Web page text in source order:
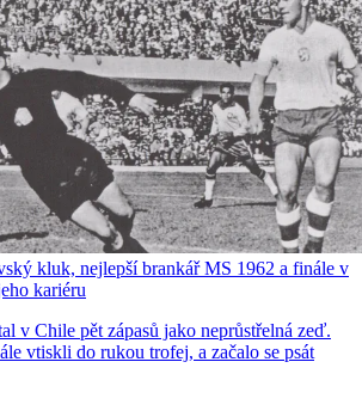
kluk, nejlepší brankář MS 1962 a finále v
kariéru
v Chile pět zápasů jako neprůstřelná zeď.
vtiskli do rukou trofej, a začalo se psát